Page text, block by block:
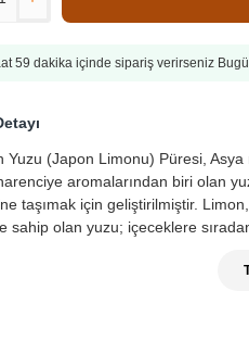
Yuzu (Japon Limonu) Püresi, Asya
aromalarından biri olan
taşımak için geliştirilmiştir.
sahip olan yuzu; içeceklere
59 dakika içinde sipariş verirseniz